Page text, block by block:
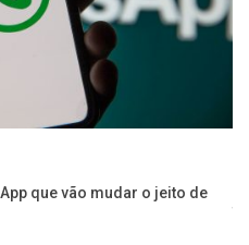
que vão mudar o jeito de